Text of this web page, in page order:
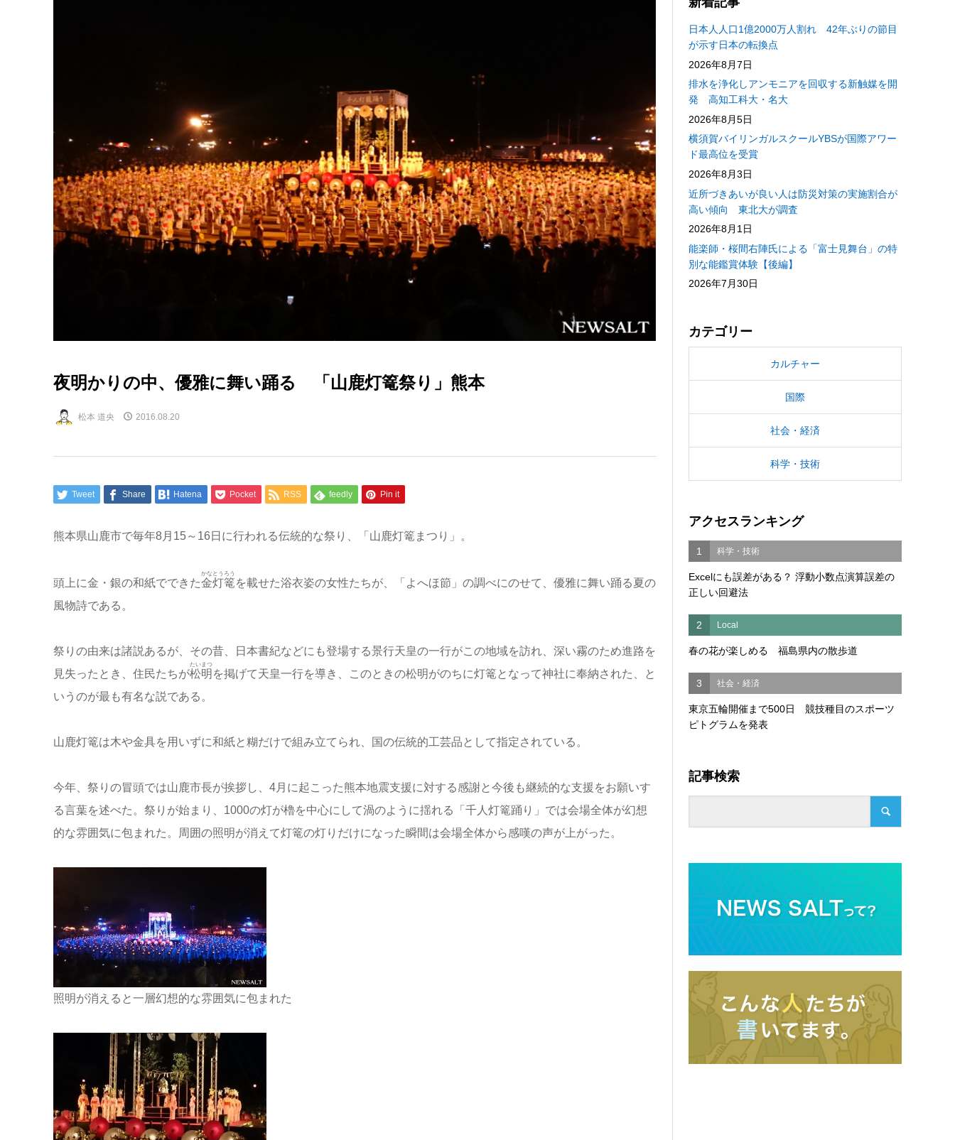
夜明かりの中、優雅に舞い踊る 「山鹿灯篭祭り」熊本
松本 道央 2016.08.20
Tweet Share Hatena Pocket RSS feedly Pin it
熊本県山鹿市で毎年8月15～16日に行われる伝統的な祭り、「山鹿灯篭まつり」。
頭上に金・銀の和紙でできた金灯篭
かなとうろう
を載せた浴衣姿の女性たちが、「よへほ節」の調べにのせて、優雅に舞い踊る夏の
風物詩である。
祭りの由来は諸説あるが、その昔、日本書紀などにも登場する景行天皇の一行がこの地域を訪れ、深い霧のため進路を
見失ったとき、住民たちが松明
たいまつ
を掲げて天皇一行を導き、このときの松明がのちに灯篭となって神社に奉納された、と
いうのが最も有名な説である。
山鹿灯篭は木や金具を用いずに和紙と糊だけで組み立てられ、国の伝統的工芸品として指定されている。
今年、祭りの冒頭では山鹿市長が挨拶し、4月に起こった熊本地震支援に対する感謝と今後も継続的な支援をお願いす
る言葉を述べた。祭りが始まり、1000の灯が櫓を中心にして渦のように揺れる「千人灯篭踊り」では会場全体が幻想
的な雰囲気に包まれた。周囲の照明が消えて灯篭の灯りだけになった瞬間は会場全体から感嘆の声が上がった。
照明が消えると一層幻想的な雰囲気に包まれた
日本人人口1億2000万人割れ 42年ぶりの節目
が示す日本の転換点
2026年8月7日
排水を浄化しアンモニアを回収する新触媒を開
発 高知工科大・名大
2026年8月5日
横須賀バイリンガルスクールYBSが国際アワー
ド最高位を受賞
2026年8月3日
近所づきあいが良い人は防災対策の実施割合が
高い傾向 東北大が調査
2026年8月1日
能楽師・桜間右陣氏による「富士見舞台」の特
別な能鑑賞体験【後編】
2026年7月30日
カテゴリー
カルチャー
国際
社会・経済
科学・技術
アクセスランキング
1 科学・技術
Excelにも誤差がある？ 浮動小数点演算誤差の
正しい回避法
2 Local
春の花が楽しめる 福島県内の散歩道
3 社会・経済
東京五輪開催まで500日 競技種目のスポーツ
ピトグラムを発表
記事検索